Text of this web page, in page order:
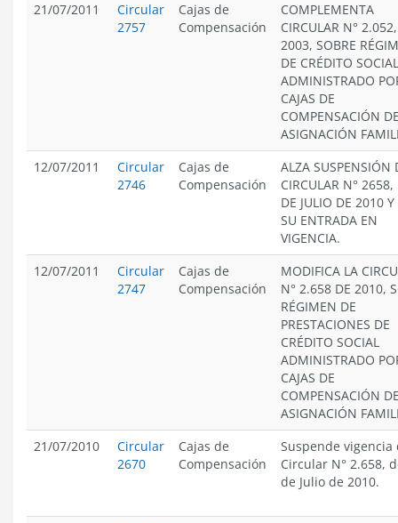
21/07/2011
Circular
2757
Cajas de
Compensación
COMPLEMENTA
CIRCULAR N°
2003, SOBRE
DE CRÉDITO SOCIAL
ADMINISTRADO
CAJAS DE
COMPENSACIÓN
ASIGNACIÓN
12/07/2011
Circular
2746
Cajas de
Compensación
ALZA SUSPENSIÓN
CIRCULAR N° 2658,
DE JULIO DE 2010 Y
SU ENTRADA EN
VIGENCIA.
12/07/2011
Circular
2747
Cajas de
Compensación
MODIFICA LA
N° 2.658 DE 2010,
RÉGIMEN DE
PRESTACIONES DE
CRÉDITO SOCIAL
ADMINISTRADO
CAJAS DE
COMPENSACIÓN
ASIGNACIÓN
21/07/2010
Circular
2670
Cajas de
Compensación
Suspende vigencia
Circular N° 2.658,
de Julio de 2010.